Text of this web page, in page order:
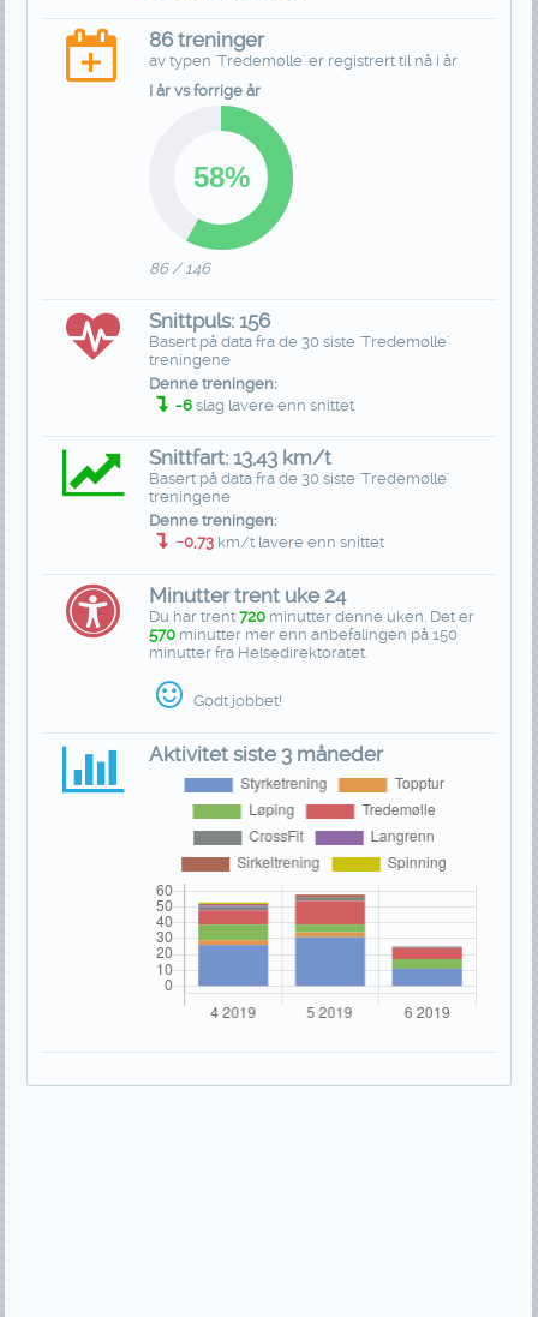
86 treninger
av typen 'Tredemølle' er registrert til nå i år
I år vs forrige år
86 / 146
Snittpuls: 156
Basert på data fra de 30 siste 'Tredemølle'
treningene
Denne treningen:
-6 slag lavere enn snittet
Snittfart: 13,43 km/t
Basert på data fra de 30 siste 'Tredemølle'
treningene
Denne treningen:
−0,73 km/t lavere enn snittet
Minutter trent uke 24
Du har trent720 minutter denne uken. Det er
570 minutter mer enn anbefalingen på 150
minutter fra Helsedirektoratet.
Godt jobbet!
Aktivitet siste 3 måneder